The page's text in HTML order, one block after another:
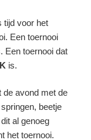
tijd voor het
Een toernooi
Een toernooi dat
is.
de avond met de
beetje
al genoeg
het toernooi.